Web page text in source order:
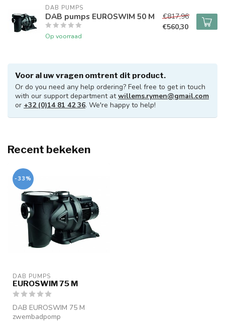
DAB PUMPS
DAB pumps EUROSWIM 50 M
Op voorraad
€817,96
€560,30
Voor al uw vragen omtrent dit product.
Or do you need any help ordering? Feel free to get in touch
with our support department atwillems.rymen@gmail.com
or +32 (0)14 81 42 36. We're happy to help!
Recent bekeken
-33%
DAB PUMPS
EUROSWIM 75 M
DAB EUROSWIM 75 M
zwembadpomp